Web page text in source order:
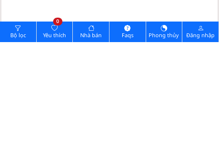
Bộ lọc
0
Yêu thích Nhà bán Faqs Phong thủy Đăng nhập